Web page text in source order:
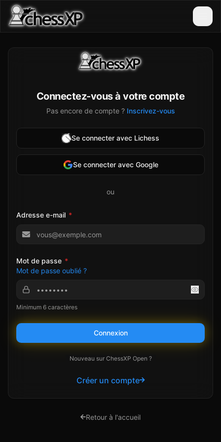
Connectez-vous à votre compte
Pas encore de compte ? Inscrivez-vous
Se connecter avec Lichess
Se connecter avec Google
ou
Adresse e-mail *
Mot de passe *
Mot de passe oublié ?
Minimum 6 caractères
Connexion
Nouveau sur ChessXP Open ?
Créer un compte
Retour à l'accueil